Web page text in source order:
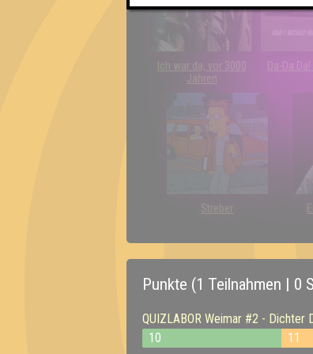
Ich war da, vor 3000
Jahren
Da-Da
Streber
Punkte (1 Teilnahmen | 0
QUIZLABOR Weimar #2 -
10
11